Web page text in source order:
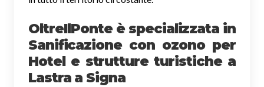
OltreIlPonte è specializzata in
Sanificazione con ozono per
Hotel e strutture turistiche a
Lastra a Signa